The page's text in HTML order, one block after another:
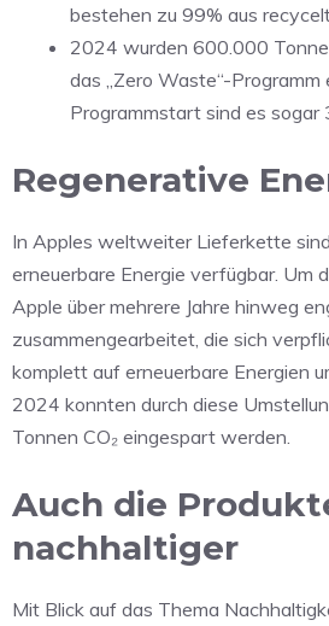
bestehen zu 99% aus
2024 wurden 600.000
das „Zero Waste“-
Programmstart sind es sogar
Regenerative
In Apples weltweiter Lieferkette
erneuerbare Energie verfügbar. Um
Apple über mehrere Jahre hinweg
zusammengearbeitet, die sich
komplett auf erneuerbare Energien
2024 konnten durch diese
Tonnen CO₂ eingespart werden.
Auch die
nachhaltiger
Mit Blick auf das Thema